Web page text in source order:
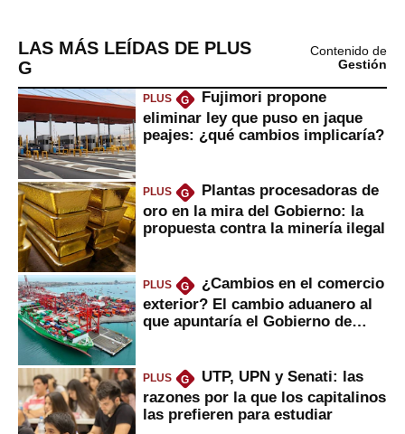
LAS MÁS LEÍDAS DE PLUS
G
Contenido de
Gestión
PLUS G
Fujimori propone
eliminar ley que puso en jaque
peajes: ¿qué cambios implicaría?
PLUS G
Plantas procesadoras de
oro en la mira del Gobierno: la
propuesta contra la minería ilegal
PLUS G
¿Cambios en el comercio
exterior? El cambio aduanero al
que apuntaría el Gobierno de
PLUS G
UTP, UPN y Senati: las
razones por la que los capitalinos
las prefieren para estudiar